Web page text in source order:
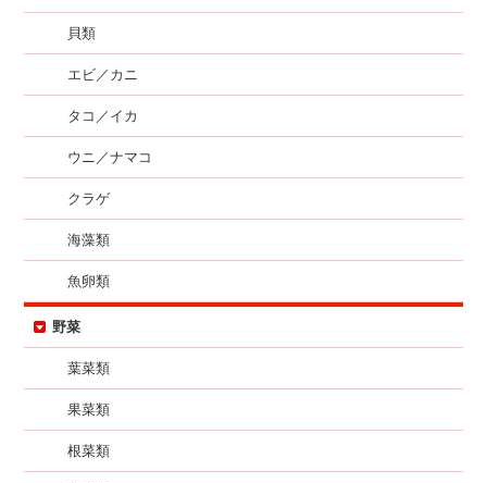
貝類
エビ／カニ
タコ／イカ
ウニ／ナマコ
クラゲ
海藻類
魚卵類
野菜
葉菜類
果菜類
根菜類